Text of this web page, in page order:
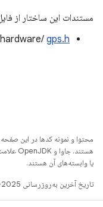
مستندات این ساختار از
gps.h
محتوا و نمونه کدها در این
یا وابسته‌های آن هستند.
تاریخ آخرین به‌روزرسانی 2025-07-29 به‌وقت ساعت هماهنگ جهانی.